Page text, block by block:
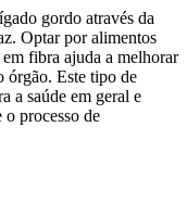
gordo através da
Optar por alimentos
fibra ajuda a melhorar
órgão. Este tipo de
a saúde em geral e
o processo de